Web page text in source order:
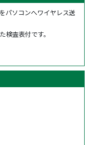
ソコンへワイヤレス送
査表付です。